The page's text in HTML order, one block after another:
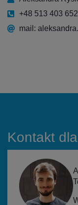
+48 513 403 652
mail:
Kontakt